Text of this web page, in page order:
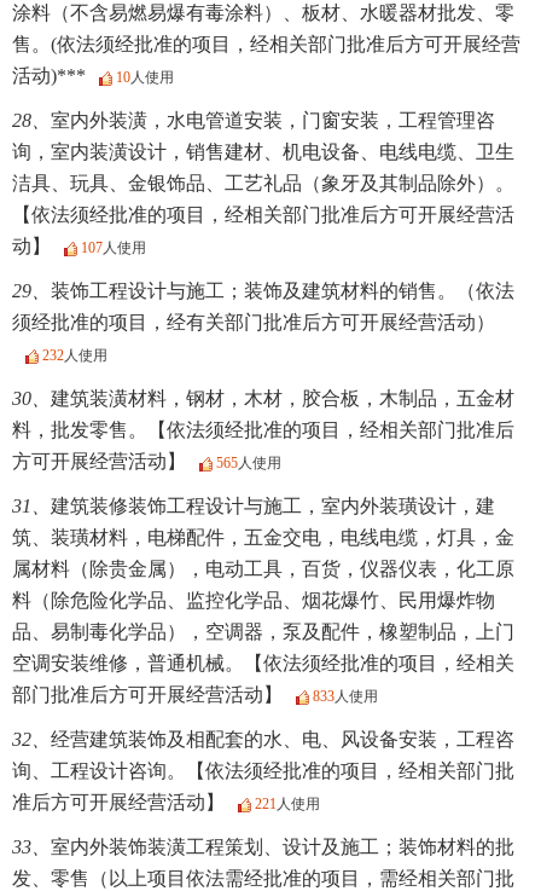
涂料（不含易燃易爆有毒涂料）、板材、水暖器材批发、零
售。(依法须经批准的项目，经相关部门批准后方可开展经营
活动)***
10人使用
28、 室内外装潢，水电管道安装，门窗安装，工程管理咨
询，室内装潢设计，销售建材、机电设备、电线电缆、卫生
洁具、玩具、金银饰品、工艺礼品（象牙及其制品除外）。
【依法须经批准的项目，经相关部门批准后方可开展经营活
动】
107人使用
29、 装饰工程设计与施工；装饰及建筑材料的销售。（依法
须经批准的项目，经有关部门批准后方可开展经营活动）
232人使用
30、 建筑装潢材料，钢材，木材，胶合板，木制品，五金材
料，批发零售。【依法须经批准的项目，经相关部门批准后
方可开展经营活动】
565人使用
31、 建筑装修装饰工程设计与施工，室内外装璜设计，建
筑、装璜材料，电梯配件，五金交电，电线电缆，灯具，金
属材料（除贵金属），电动工具，百货，仪器仪表，化工原
料（除危险化学品、监控化学品、烟花爆竹、民用爆炸物
品、易制毒化学品），空调器，泵及配件，橡塑制品，上门
空调安装维修，普通机械。【依法须经批准的项目，经相关
部门批准后方可开展经营活动】
833人使用
32、 经营建筑装饰及相配套的水、电、风设备安装，工程咨
询、工程设计咨询。【依法须经批准的项目，经相关部门批
准后方可开展经营活动】
221人使用
33、 室内外装饰装潢工程策划、设计及施工；装饰材料的批
发、零售（以上项目依法需经批准的项目，需经相关部门批